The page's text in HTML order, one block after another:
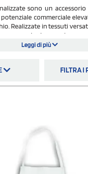
sono un
commerciale
Realizzate in tessuti
promozioni green, la
anche versioni in pelle e
stampare hanno un costo
Leggi di più
FILTRA I